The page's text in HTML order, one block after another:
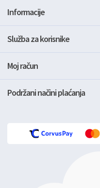
Informacije
Služba za korisnike
Moj račun
Podržani načini plaćanja